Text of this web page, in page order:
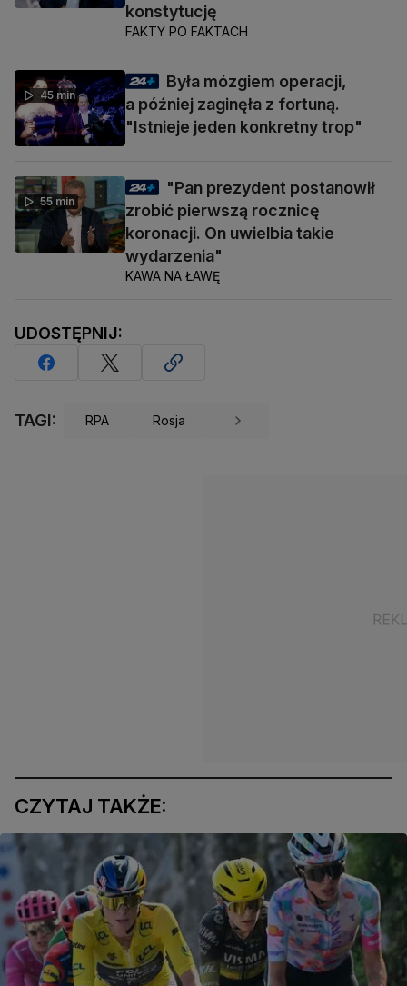
konstytucję
FAKTY PO FAKTACH
45 min
Była mózgiem operacji,
a później zaginęła z fortuną.
"Istnieje jeden konkretny trop"
55 min
"Pan prezydent postanowił
zrobić pierwszą rocznicę
koronacji. On uwielbia takie
wydarzenia"
KAWA NA ŁAWĘ
UDOSTĘPNIJ:
TAGI: RPA Rosja
CZYTAJ TAKŻE: